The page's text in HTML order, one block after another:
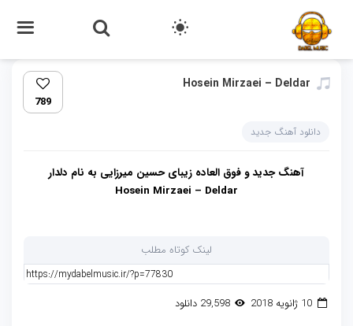
Hosein Mirzaei – Deldar
789
دانلود آهنگ جدید
آهنگ جدید و فوق العاده زیبای حسین میرزایی به نام دلدار
Hosein Mirzaei – Deldar
لینک کوتاه مطلب
10 ژانویه 2018 29,598 دانلود